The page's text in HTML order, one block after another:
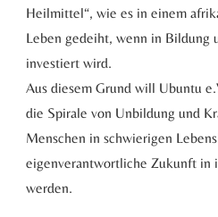
Heilmittel“, wie es in einem
Leben gedeiht, wenn in Bildung
investiert wird.
Aus diesem Grund will Ubuntu
die Spirale von Unbildung und
Menschen in schwierigen
eigenverantwortliche Zukunft in
werden.